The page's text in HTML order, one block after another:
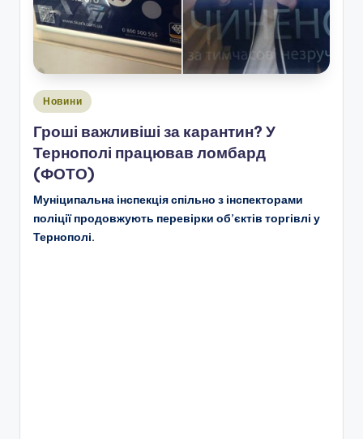
Опубліковано
Новини
Гроші важливіші за карантин? У
Тернополі працював ломбард
(ФОТО)
Муніципальна інспекція спільно з інспекторами
поліції продовжують перевірки об’єктів торгівлі у
Тернополі.